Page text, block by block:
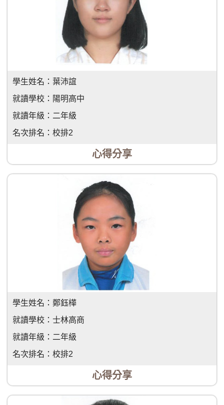
學生姓名： 葉沛誼
就讀學校： 陽明高中
就讀年級： 二年級
名次排名： 校排2
心得分享
學生姓名： 鄭鈺樺
就讀學校： 士林高商
就讀年級： 二年級
名次排名： 校排2
心得分享